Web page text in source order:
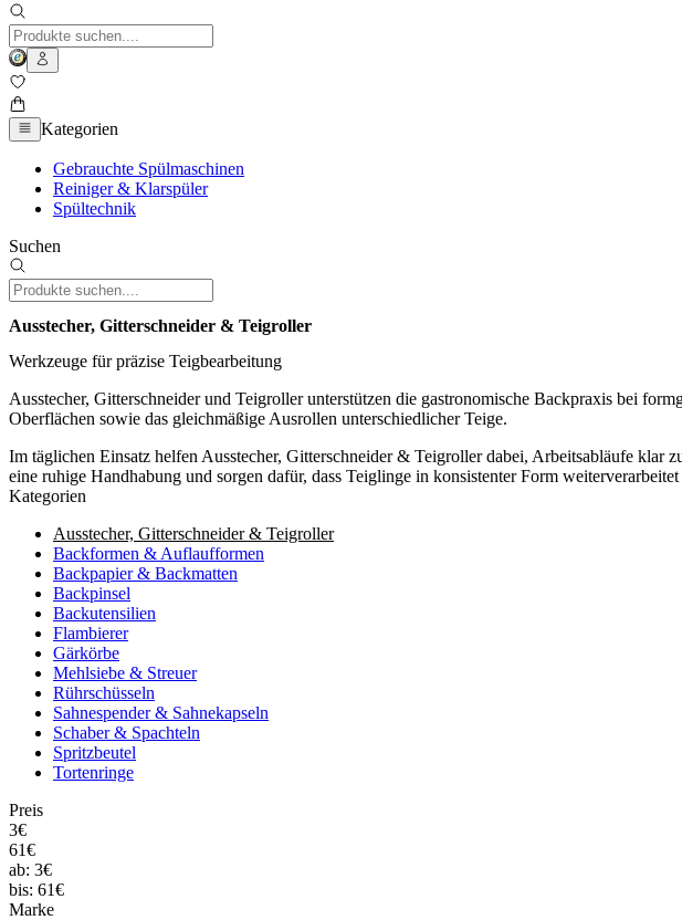
Kategorien
Gebrauchte Spülmaschinen
Reiniger & Klarspüler
Spültechnik
Suchen
Ausstecher, Gitterschneider & Teigroller
Werkzeuge für präzise Teigbearbeitung
Ausstecher, Gitterschneider und Teigroller unterstützen die gastronomische Backpraxis bei
Oberflächen sowie das gleichmäßige Ausrollen unterschiedlicher Teige.
Im täglichen Einsatz helfen Ausstecher, Gitterschneider & Teigroller dabei, Arbeitsabläufe klar
eine ruhige Handhabung und sorgen dafür, dass Teiglinge in konsistenter Form
Kategorien
Ausstecher, Gitterschneider & Teigroller
Backformen & Auflaufformen
Backpapier & Backmatten
Backpinsel
Backutensilien
Flambierer
Gärkörbe
Mehlsiebe & Streuer
Rührschüsseln
Sahnespender & Sahnekapseln
Schaber & Spachteln
Spritzbeutel
Tortenringe
Preis
3€
61€
ab: 3€
bis: 61€
Marke